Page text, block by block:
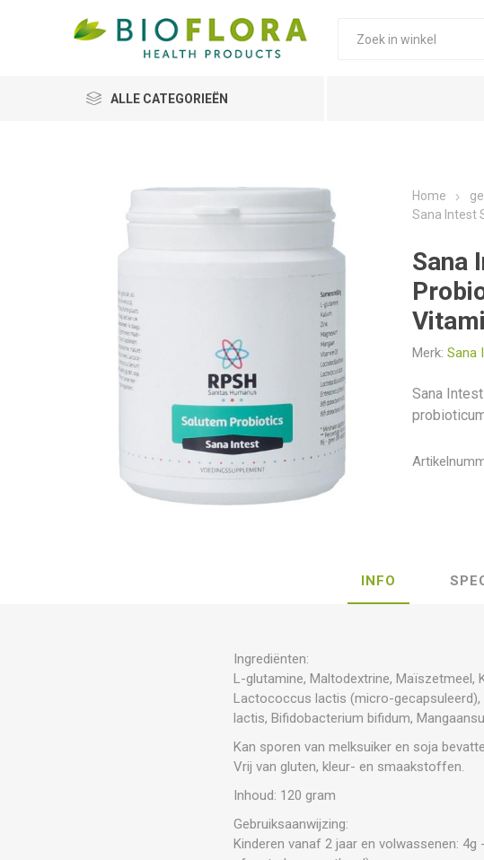
ALLE CATEGORIEËN
Home
Sana Intest
Sana
Merk: Sana
Sana
INFO
Ingrediënten:
L-glutamine, Maltodextrine, Maïszetmeel,
Lactococcus lactis (micro-
lactis, Bifidobacterium bifidum,
Kan sporen van melksuiker en soja
Vrij van gluten, kleur- en smaakstoffen.
Inhoud: 120 gram
Gebruiksaanwijzing:
Kinderen vanaf 2 jaar en volwassenen: